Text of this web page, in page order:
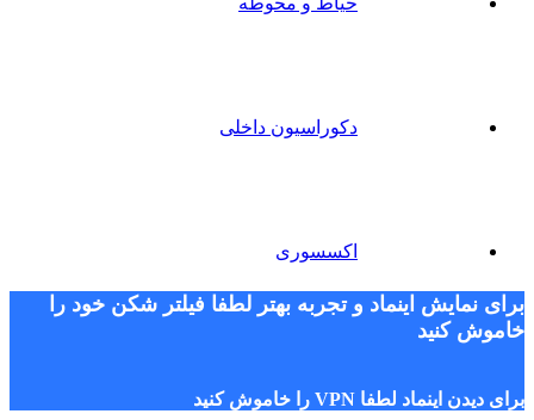
دکوراسیون داخلی
اکسسوری
برای نمایش اینماد و تجربه بهتر لطفا فیلتر شکن خود را
خاموش کنید
برای دیدن اینماد لطفا VPN را خاموش کنید